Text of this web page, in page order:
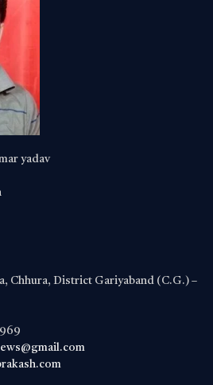
yadav
Chhura, District Gariyaband (C.G.) –